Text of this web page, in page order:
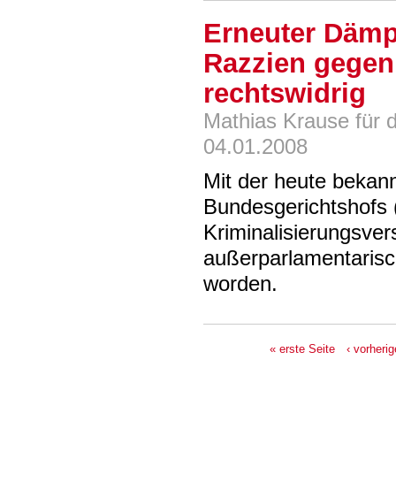
Erneuter
Razzien
rechtswidrig
Mathias Krause für
04.01.2008
Mit der heute
worden.
« erste Seite ‹